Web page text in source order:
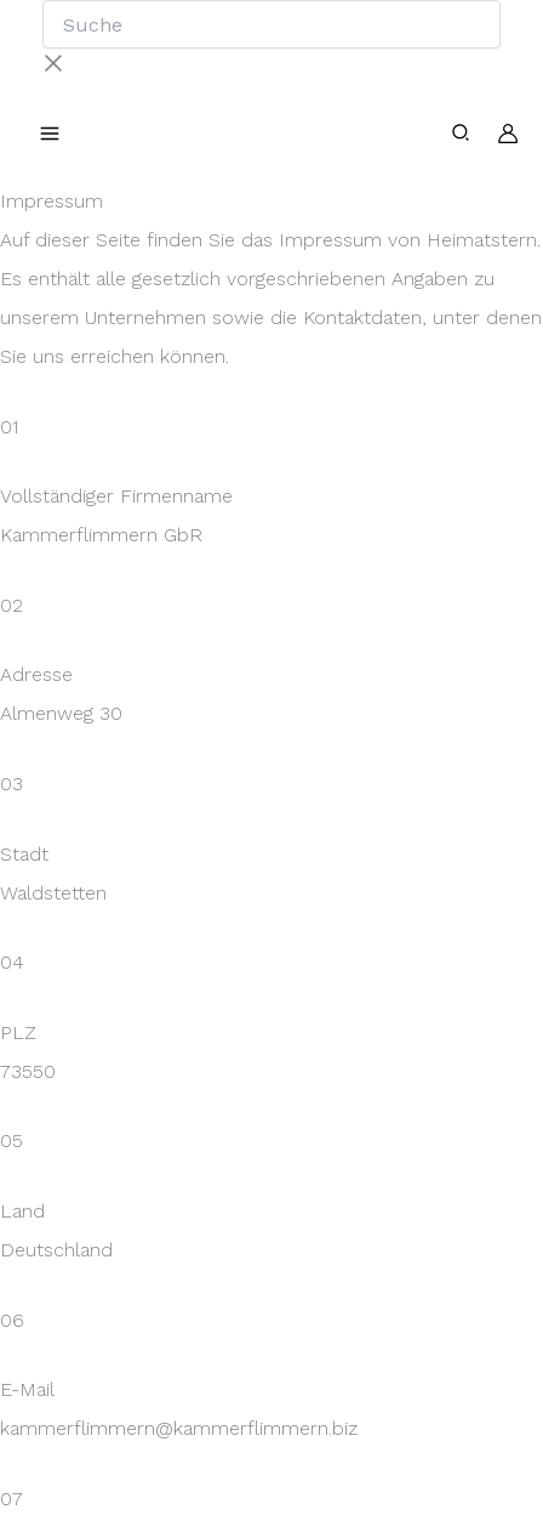
Inhalt
Impressum
Auf dieser Seite finden Sie das Impressum von Heimatstern.
Es enthält alle gesetzlich vorgeschriebenen Angaben zu
unserem Unternehmen sowie die Kontaktdaten, unter denen
Sie uns erreichen können.
01
Vollständiger Firmenname
Kammerflimmern GbR
02
Adresse
Almenweg 30
03
Stadt
Waldstetten
04
PLZ
73550
05
Land
Deutschland
06
E-Mail
kammerflimmern@kammerflimmern.biz
07